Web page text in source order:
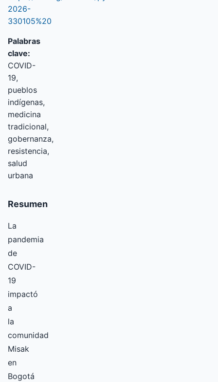
2026-
330105%20
Palabras
clave:
COVID-
19,
pueblos
indígenas,
medicina
tradicional,
gobernanza,
resistencia,
salud
urbana
Resumen
La
pandemia
de
COVID-
19
impactó
a
la
comunidad
Misak
en
Bogotá